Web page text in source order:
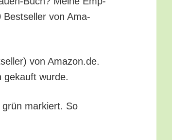
Best­sel­ler von Ama­
von Amazon.de.
gekauft wurde.
mar­kiert. So